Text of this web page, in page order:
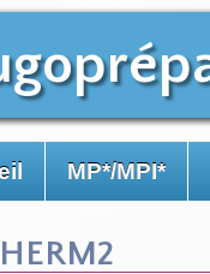
MP*/MPI*